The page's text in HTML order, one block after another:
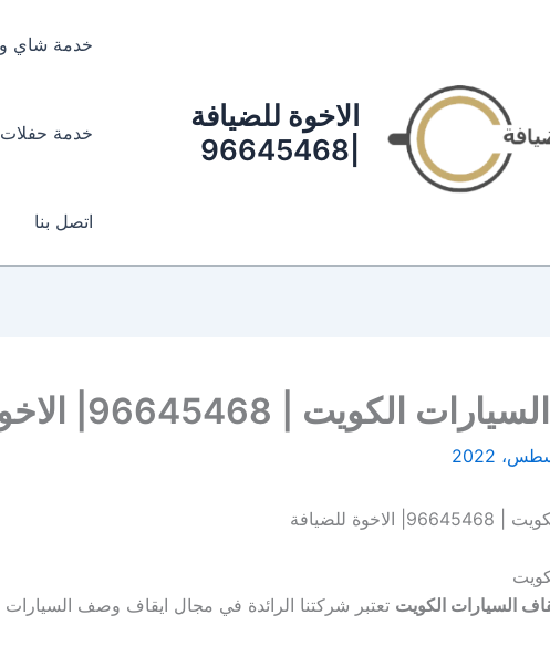
الاخوة للضيافة
خدمة شاي
خدمة
اتصل بنا
| 96645468| الاخوة للضيافة
للضيافة
السيارات الكويت تعتبر شركتنا الرائدة في مجال ايقاف وصف